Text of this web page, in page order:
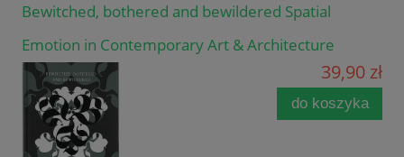
Bewitched, bothered and bewildered Spatial
Emotion in Contemporary Art & Architecture
39,90 zł
do koszyka